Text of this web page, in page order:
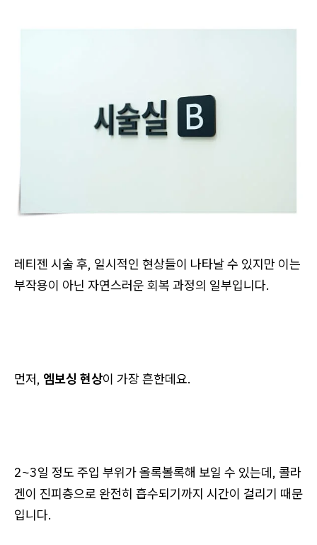
레티젠 시술 후, 일시적인 현상들이 나타날 수 있지만 이는
부작용이 아닌 자연스러운 회복 과정의 일부입니다.
먼저, 엠보싱 현상이 가장 흔한데요.
2~3일 정도 주입 부위가 올록볼록해 보일 수 있는데, 콜라
겐이 진피층으로 완전히 흡수되기까지 시간이 걸리기 때문
입니다.